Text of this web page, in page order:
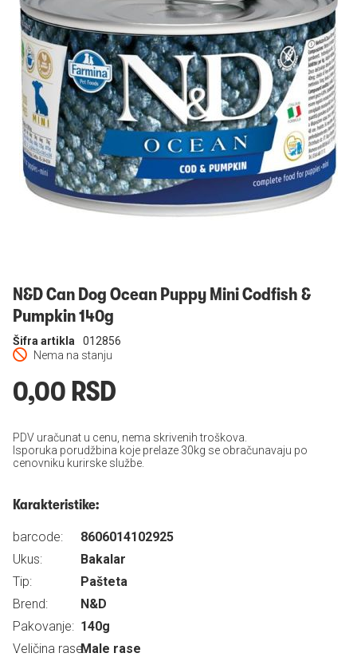
Prijavi se
N&D Can Dog Ocean Puppy Mini Codfish &
Pumpkin 140g
Nema na stanju
Šifra artikla 012856
0,00 RSD
PDV uračunat u cenu, nema skrivenih troškova.
Isporuka porudžbina koje prelaze 30kg se obračunavaju po
cenovniku kurirske službe.
Karakteristike:
barcode:
8606014102925
Ukus:
Bakalar
Tip:
Pašteta
Brend:
N&D
Pakovanje: 140g
Veličina rase:Male rase